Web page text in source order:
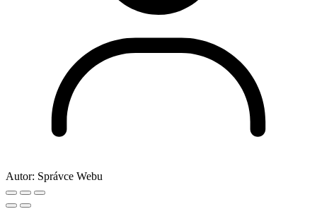
Autor: Správce Webu